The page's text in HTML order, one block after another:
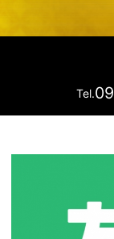
Tel.